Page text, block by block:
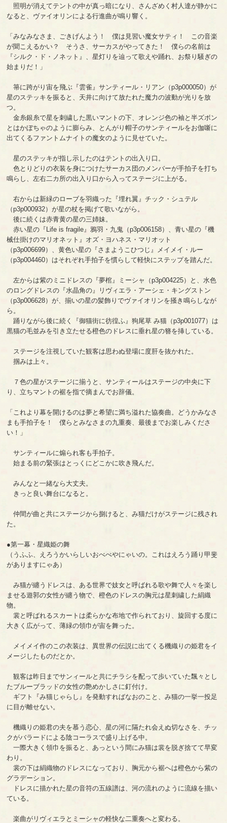
照明が消えてテントの中が真っ暗になり、さんざめく村人達が静かに
なると、ヴァイオリンによる行進曲が鳴り響く。
「みなみなさま、ごきげんよう！ 僕は見習い魔女サティ！ この音楽
が聞こえるかい？ そうさ、サーカスがやってきた！ 僕らの名前は
『シルク・ド・ノネット』、星灯りを辿って歌えや踊れ、お祭り騒ぎの
始まりだ！」
箒に跨がり宙を飛ぶ『雲雀』サンティール・リアン（p3p000050）が
星のステッキを振ると、天井に向けて放たれた魔力の波動が光りを放
つ。
金糸銀糸で星を刺繍した黒いマントの下、オレンジ色の袖と半ズボン
とはかぼちゃのように膨らみ、とんがり帽子のサンティールをお伽噺に
出てくるファントムナイトの魔女のように見せていた。
星のステッキが指し示したのはテントの出入り口。
色とりどりの衣装を身につけたサーカス団のメンバーが手拍子を打ち
鳴らし、左右二カ所の出入り口から入ってステージに上がる。
右からは新緑のローブを羽織った『埋れ翼』チック・シュテル
（p3p000932）が星の杖を掲げて歌いながら。
後に続くは赤青黄の星の三姉妹。
赤い星の『Life is fragile』鴉羽・九鬼（p3p006158）、青い星の『機
械仕掛けのマリオネット』オズ・ヨハネス・マリオット
（p3p006699）、黄色い星の『さまようこひつじ』メイメイ・ルー
（p3p004460）はそれぞれ手拍子を慣らして軽快にステップを踏んだ。
左からは紫のミニドレスの『夢棺』ミーシャ（p3p004225）と、水色
のロングドレスの『水晶角の』リヴィエラ・アーシェ・キングストン
（p3p006628）が、揃いの星の髪飾りでヴァイオリンを掻き鳴らしなが
ら。
踊りながら後に続く『御猫街に彷徨ふ』狗尾草 み猫（p3p001077）は
黒猫の毛並みを引き立たせる橙色のドレスに垂れ星の簪を挿している。
ステージを注視していた観客は思わぬ登場に度肝を抜かれた。
掴みは上々。
７色の星がステージに揃うと、サンティールはステージの中央に下
り、立ちマントの裾を指で摘まんでお辞儀。
「これより幕を開けるのは夢と希望に満ち溢れた協奏曲。どうかみなさ
まも手拍子を！ 僕らとみなさまの九重奏、最後までお楽しみくださ
い！」
サンティールに煽られ客も手拍子。
始まる前の緊張はとっくにどこかに吹き飛んだ。
みんなと一緒なら大丈夫。
きっと良い舞台になると。
仲間が曲と共にステージから捌けると、み猫だけがステージに残され
た。
●第一幕・星織姫の舞
（うふふ、えろうかいらしいおべべやにゃいの。これはえろう踊り甲斐
がありますにゃあ）
み猫が纏うドレスは、ある世界で妓女と呼ばれる歌や舞で人々を楽し
ませる遊郭の女性が纏う物で、橙色のドレスの胸元は星刺繍した絹織
物。
裳と呼ばれるスカートは柔らかな布地で作られており、旋回する度に
大きく広がって、薄緑の領巾が宙を舞った。
メイメイ作のこの衣装は、異世界の伝説に出てくる機織りの姫君をイ
メージしたものだとか。
観客は昨日までサンィールと共にチラシを配って歩いていた飄々とし
たブルーブラッドの女性の艶めかしさに釘付け。
ギフト『み猫じゃらし』を発動すればなおのこと、み猫の一挙一投足
に目が離せない。
機織りの姫君の夫を慕う恋心、星の河に隔たれ会えぬ切なさを、チッ
クがバラードによる陰コーラスで盛り上げる中。
一際大きく領巾を振ると、あっという間にみ猫は裳を脱ぎ捨てて早変
わり。
裳の下は絹織物のドレスになっており、胸元から裾へは橙色から紫の
グラデーション。
ドレスに描かれた星の音符の五線譜は、河の流れのように流線を描い
ている。
楽曲がリヴィエラとミーシャの軽快な二重奏へと変わる。